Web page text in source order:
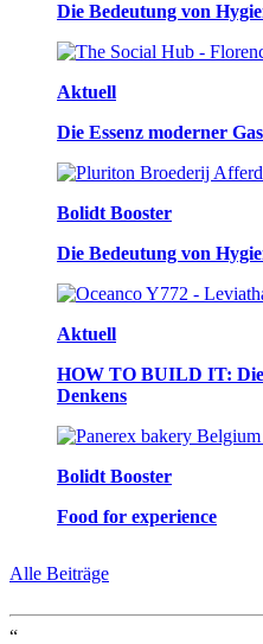
Die Bedeutung von
Aktuell
Die Essenz moderner
Bolidt Booster
Die Bedeutung von
Aktuell
HOW TO BUILD IT:
Denkens
Bolidt Booster
Food for experience
Alle Beiträge
“